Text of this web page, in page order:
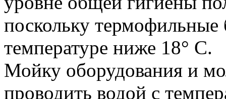
поскольку
температуре ниже 18° С.
Мойку оборудования и
проводить водой с